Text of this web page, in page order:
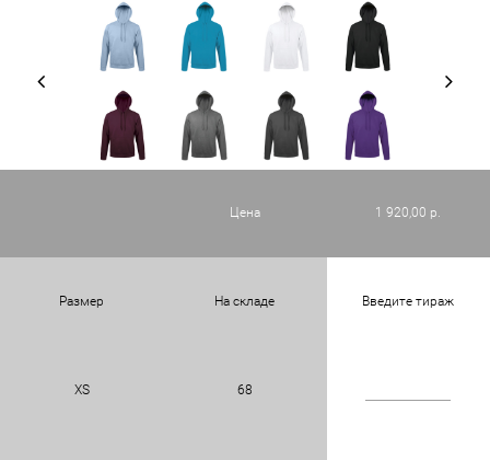
Цена 1 920,00 р.
Размер На складе Введите тираж
XS 68